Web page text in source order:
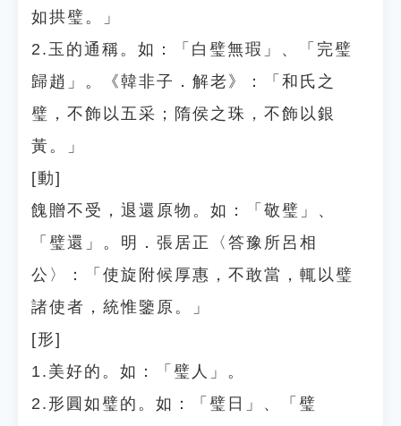
如拱璧。」
2.玉的通稱。如：「白璧無瑕」、「完璧
歸趙」。《韓非子．解老》：「和氏之
璧，不飾以五采；隋侯之珠，不飾以銀
黃。」
[動]
餽贈不受，退還原物。如：「敬璧」、
「璧還」。明．張居正〈答豫所呂相
公〉：「使旋附候厚惠，不敢當，輒以璧
諸使者，統惟鑒原。」
[形]
1.美好的。如：「璧人」。
2.形圓如璧的。如：「璧日」、「璧